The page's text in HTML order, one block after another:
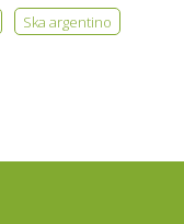
Ska argentino